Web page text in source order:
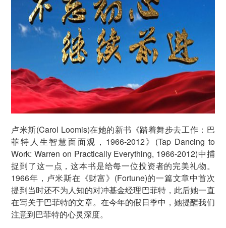
卢米斯(Carol Loomis)在她的新书《踏着舞步去工作：巴
菲特人生智慧面面观，1966-2012》(Tap Dancing to
Work: Warren on Practically Everything, 1966-2012)中捕
捉到了这一点，这本书是给每一位投资者的完美礼物。
1966年，卢米斯在《财富》(Fortune)的一篇文章中首次
提到当时还不为人知的对冲基金经理巴菲特，此后她一直
在写关于巴菲特的文章。在今年的假日季中，她提醒我们
注意到巴菲特的心灵深度。